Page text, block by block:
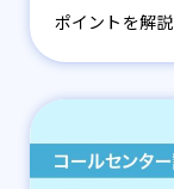
ポイントを解説